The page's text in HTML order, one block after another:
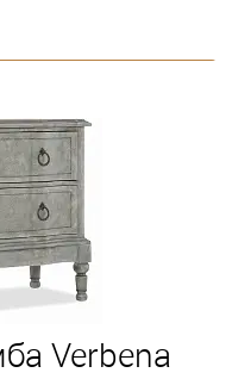
Verbena